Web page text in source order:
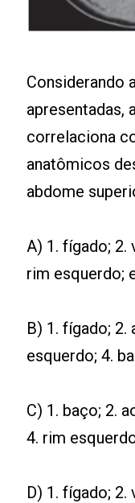
Considerando
apresentadas,
correlaciona
anatômicos
abdome
A) 1. fígado; 2.
rim esquerdo;
B) 1. fígado; 2.
esquerdo; 4.
C) 1. baço; 2.
4. rim
D) 1. fígado;